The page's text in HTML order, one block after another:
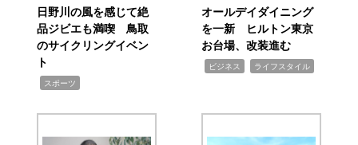
日野川の風を感じて絶
品ジビエも満喫 鳥取
のサイクリングイベン
ト
スポーツ
オールデイダイニング
を一新 ヒルトン東京
お台場、改装進む
ビジネス ライフスタイル